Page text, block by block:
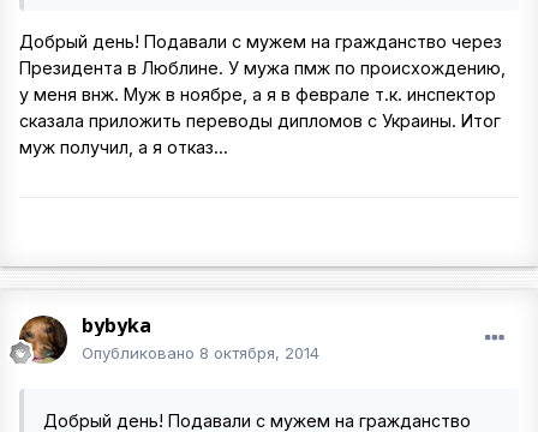
Добрый день! Подавали с мужем на гражданство через
Президента в Люблине. У мужа пмж по происхождению,
у меня внж. Муж в ноябре, а я в феврале т.к. инспектор
сказала приложить переводы дипломов с Украины. Итог
муж получил, а я отказ...
bybyka
Опубликовано 8 октября, 2014
Добрый день! Подавали с мужем на гражданство